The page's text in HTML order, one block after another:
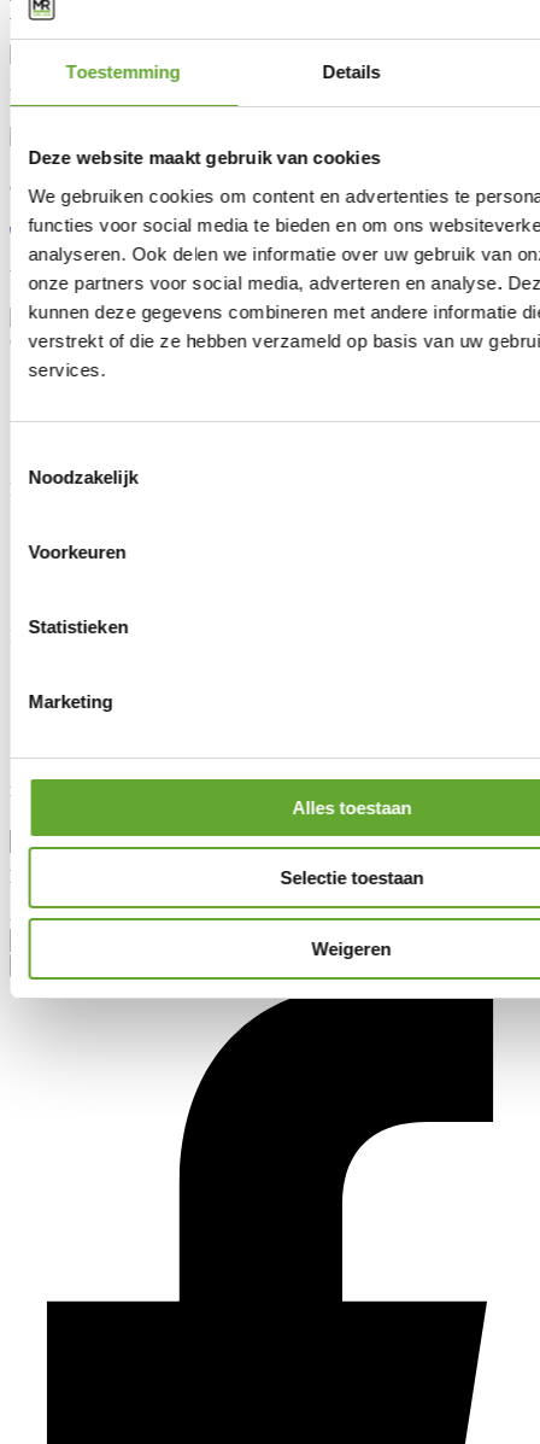
Toestemming Details
Deze website maakt gebruik van cookies
We gebruiken cookies om content en advertenties te
functies voor social media te bieden en om ons
analyseren. Ook delen we informatie over uw gebruik van
onze partners voor social media, adverteren en analyse.
kunnen deze gegevens combineren met andere informatie
verstrekt of die ze hebben verzameld op basis van uw
services.
Noodzakelijk
Voorkeuren
Statistieken
Marketing
Alles toestaan
Selectie toestaan
Weigeren
Vertrouw op 15 jaar ervaring en meer dan 40.000 installaties
Contacteer onze experten:
+31 (0)85 808 10 68
info@mrsolar.nl
We zijn bereikbaar van 9:00-12:00en 13:00-16:30uur.
Oplossingen
Industriële laadpalen
BESS
Klantendienst
Wetgeving
MR Solar
Nieuws
Blijf op de hoogte
Voornaam
Achternaam